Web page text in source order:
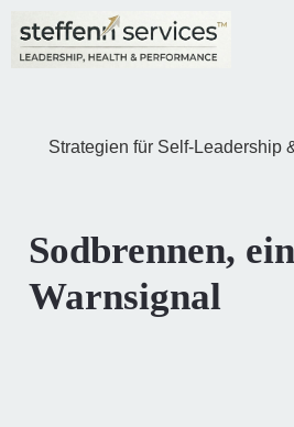
Strategien für Self-Leadership
Sodbrennen, ein
Warnsignal